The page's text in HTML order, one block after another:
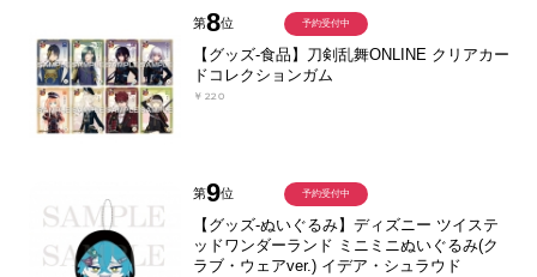
第8位
【グッズ-食品】刀剣乱舞ONLINE クリアカー
ドコレクションガム
￥220
予約受付中
第9位
【グッズ-ぬいぐるみ】ディズニー ツイステ
ッドワンダーランド ミニミニぬいぐるみ(ク
ラブ・ウェアver.) イデア・シュラウド
予約受付中